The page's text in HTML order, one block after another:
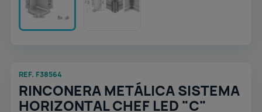
REF. F38564
RINCONERA METÁLICA SISTEMA
HORIZONTAL CHEF LED "C"